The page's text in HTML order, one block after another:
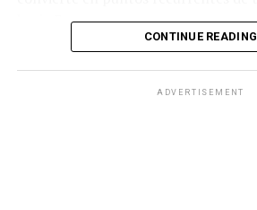
hacia Europa.
CONTINUE READING
ADVERTISEMENT